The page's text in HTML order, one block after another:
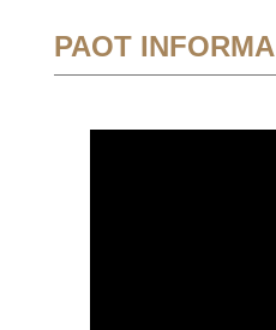
PAOT INFORMA